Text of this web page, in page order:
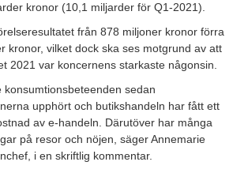
kronor (10,1 miljarder för Q1-2021).
från 878 miljoner kronor förra
kronor, vilket dock ska ses motgrund av att
2021 var koncernens starkaste någonsin.
sedan
upphört och butikshandeln har fått ett
av e-handeln. Därutöver har många
på resor och nöjen, säger Annemarie
i en skriftlig kommentar.